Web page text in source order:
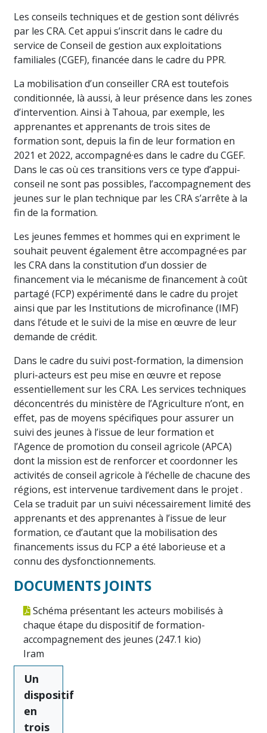
Les conseils techniques et de gestion sont délivrés
par les CRA. Cet appui s’inscrit dans le cadre du
service de Conseil de gestion aux exploitations
familiales (CGEF), financée dans le cadre du PPR.
La mobilisation d’un conseiller CRA est toutefois
conditionnée, là aussi, à leur présence dans les zones
d’intervention. Ainsi à Tahoua, par exemple, les
apprenantes et apprenants de trois sites de
formation sont, depuis la fin de leur formation en
2021 et 2022, accompagné·es dans le cadre du CGEF.
Dans le cas où ces transitions vers ce type d’appui-
conseil ne sont pas possibles, l’accompagnement des
jeunes sur le plan technique par les CRA s’arrête à la
fin de la formation.
Les jeunes femmes et hommes qui en expriment le
souhait peuvent également être accompagné·es par
les CRA dans la constitution d’un dossier de
financement via le mécanisme de financement à coût
partagé (FCP) expérimenté dans le cadre du projet
ainsi que par les Institutions de microfinance (IMF)
dans l’étude et le suivi de la mise en œuvre de leur
demande de crédit.
Dans le cadre du suivi post-formation, la dimension
pluri-acteurs est peu mise en œuvre et repose
essentiellement sur les CRA. Les services techniques
déconcentrés du ministère de l’Agriculture n’ont, en
effet, pas de moyens spécifiques pour assurer un
suivi des jeunes à l’issue de leur formation et
l’Agence de promotion du conseil agricole (APCA)
dont la mission est de renforcer et coordonner les
activités de conseil agricole à l’échelle de chacune des
régions, est intervenue tardivement dans le projet .
Cela se traduit par un suivi nécessairement limité des
apprenants et des apprenantes à l’issue de leur
formation, ce d’autant que la mobilisation des
financements issus du FCP a été laborieuse et a
connu des dysfonctionnements.
DOCUMENTS JOINTS
Schéma présentant les acteurs mobilisés à
chaque étape du dispositif de formation-
accompagnement des jeunes (247.1 kio)
Iram
Un
dispositif
en
trois